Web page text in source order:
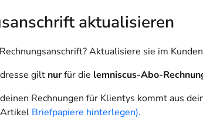
aktualisieren
Aktualisiere sie im
gilt nurfür die lemniscus-Abo-
Rechnungen für Klientys kommt aus
Briefpapiere hinterlegen).